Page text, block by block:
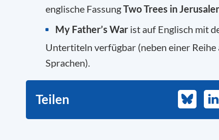
englische FassungTwo Trees in
My Father’s War ist auf Englisch mit
Untertiteln verfügbar (neben einer Reihe
Sprachen).
Teilen Bluesky